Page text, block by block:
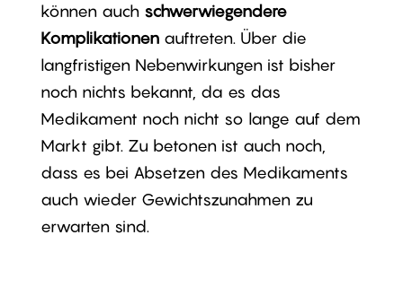
können auch schwerwiegendere
Komplikationenauftreten. Über die
langfristigen Nebenwirkungen ist bisher
noch nichts bekannt, da es das
Medikament noch nicht so lange auf dem
Markt gibt. Zu betonen ist auch noch,
dass es bei Absetzen des Medikaments
auch wieder Gewichtszunahmen zu
erwarten sind.